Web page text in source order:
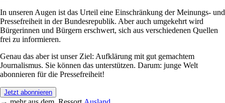
In unseren Augen ist das Urteil eine Einschränkung der Meinungs- und
Pressefreiheit in der Bundesrepublik. Aber auch umgekehrt wird
Bürgerinnen und Bürgern erschwert, sich aus verschiedenen Quellen
frei zu informieren.
Genau das aber ist unser Ziel: Aufklärung mit gut gemachtem
Journalismus. Sie können das unterstützen. Darum: junge Welt
abonnieren für die Pressefreiheit!
Jetzt abonnieren